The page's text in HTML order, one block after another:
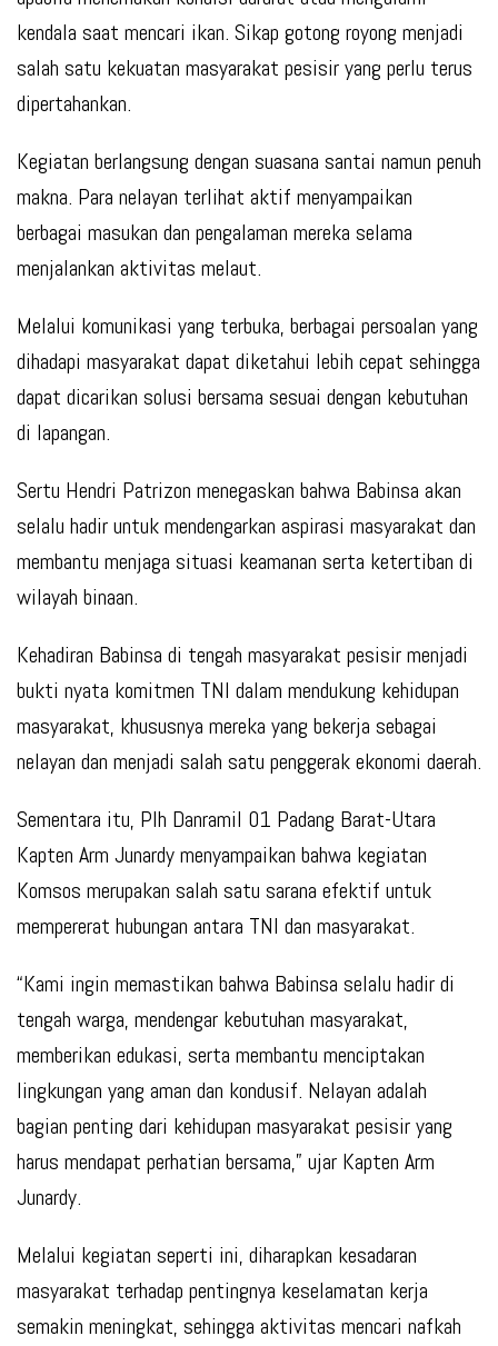
kendala saat mencari ikan. Sikap gotong royong menjadi
salah satu kekuatan masyarakat pesisir yang perlu terus
dipertahankan.
Kegiatan berlangsung dengan suasana santai namun penuh
makna. Para nelayan terlihat aktif menyampaikan
berbagai masukan dan pengalaman mereka selama
menjalankan aktivitas melaut.
Melalui komunikasi yang terbuka, berbagai persoalan yang
dihadapi masyarakat dapat diketahui lebih cepat sehingga
dapat dicarikan solusi bersama sesuai dengan kebutuhan
di lapangan.
Sertu Hendri Patrizon menegaskan bahwa Babinsa akan
selalu hadir untuk mendengarkan aspirasi masyarakat dan
membantu menjaga situasi keamanan serta ketertiban di
wilayah binaan.
Kehadiran Babinsa di tengah masyarakat pesisir menjadi
bukti nyata komitmen TNI dalam mendukung kehidupan
masyarakat, khususnya mereka yang bekerja sebagai
nelayan dan menjadi salah satu penggerak ekonomi daerah.
Sementara itu, Plh Danramil 01 Padang Barat-Utara
Kapten Arm Junardy menyampaikan bahwa kegiatan
Komsos merupakan salah satu sarana efektif untuk
mempererat hubungan antara TNI dan masyarakat.
“Kami ingin memastikan bahwa Babinsa selalu hadir di
tengah warga, mendengar kebutuhan masyarakat,
memberikan edukasi, serta membantu menciptakan
lingkungan yang aman dan kondusif. Nelayan adalah
bagian penting dari kehidupan masyarakat pesisir yang
harus mendapat perhatian bersama,” ujar Kapten Arm
Junardy.
Melalui kegiatan seperti ini, diharapkan kesadaran
masyarakat terhadap pentingnya keselamatan kerja
semakin meningkat, sehingga aktivitas mencari nafkah